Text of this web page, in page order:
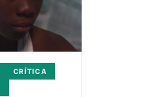
CRÍTICA